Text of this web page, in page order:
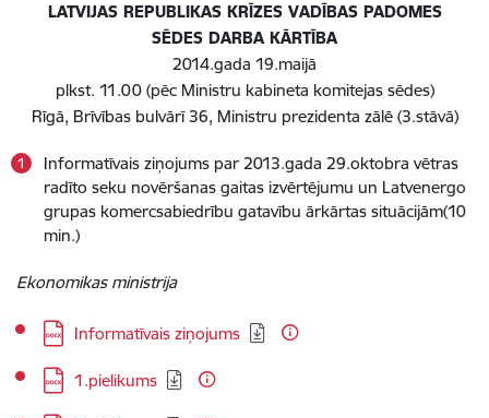
LATVIJAS REPUBLIKAS KRĪZES VADĪBAS PADOMES
SĒDES DARBA KĀRTĪBA
2014.gada 19.maijā
plkst. 11.00 (pēc Ministru kabineta komitejas sēdes)
Rīgā, Brīvības bulvārī 36, Ministru prezidenta zālē (3.stāvā)
Informatīvais ziņojums par 2013.gada 29.oktobra vētras
radīto seku novēršanas gaitas izvērtējumu un Latvenergo
grupas komercsabiedrību gatavību ārkārtas situācijām(10
min.)
Ekonomikas ministrija
Lejupielādēt:
Informatīvais ziņojums
Lejupielādēt:
1.pielikums